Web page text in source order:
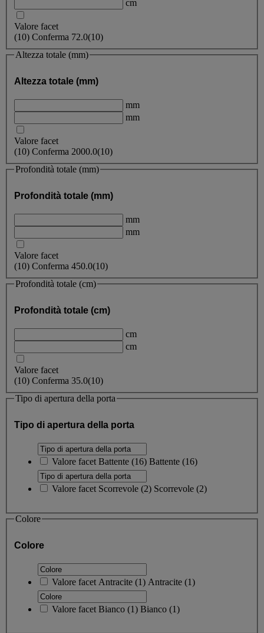
cm
Valore facet
(10) Conferma 72.0(10)
Altezza totale (mm)
Altezza totale (mm)
mm
mm
Valore facet
(10) Conferma 2000.0(10)
Profondità totale (mm)
Profondità totale (mm)
mm
mm
Valore facet
(10) Conferma 450.0(10)
Profondità totale (cm)
Profondità totale (cm)
cm
cm
Valore facet
(10) Conferma 35.0(10)
Tipo di apertura della porta
Tipo di apertura della porta
Valore facet Battente (16) Battente (16)
Valore facet Scorrevole (2) Scorrevole (2)
Colore
Colore
Valore facet Antracite (1) Antracite (1)
Valore facet Bianco (1) Bianco (1)